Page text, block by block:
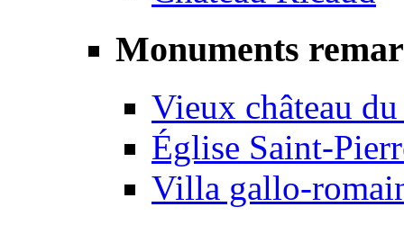
Monuments
Vieux château
Église Saint-
Villa gallo-